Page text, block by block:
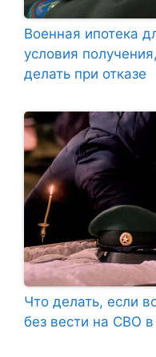
Военная ипотека
условия
делать при отказе
Что делать, если
без вести на СВО в